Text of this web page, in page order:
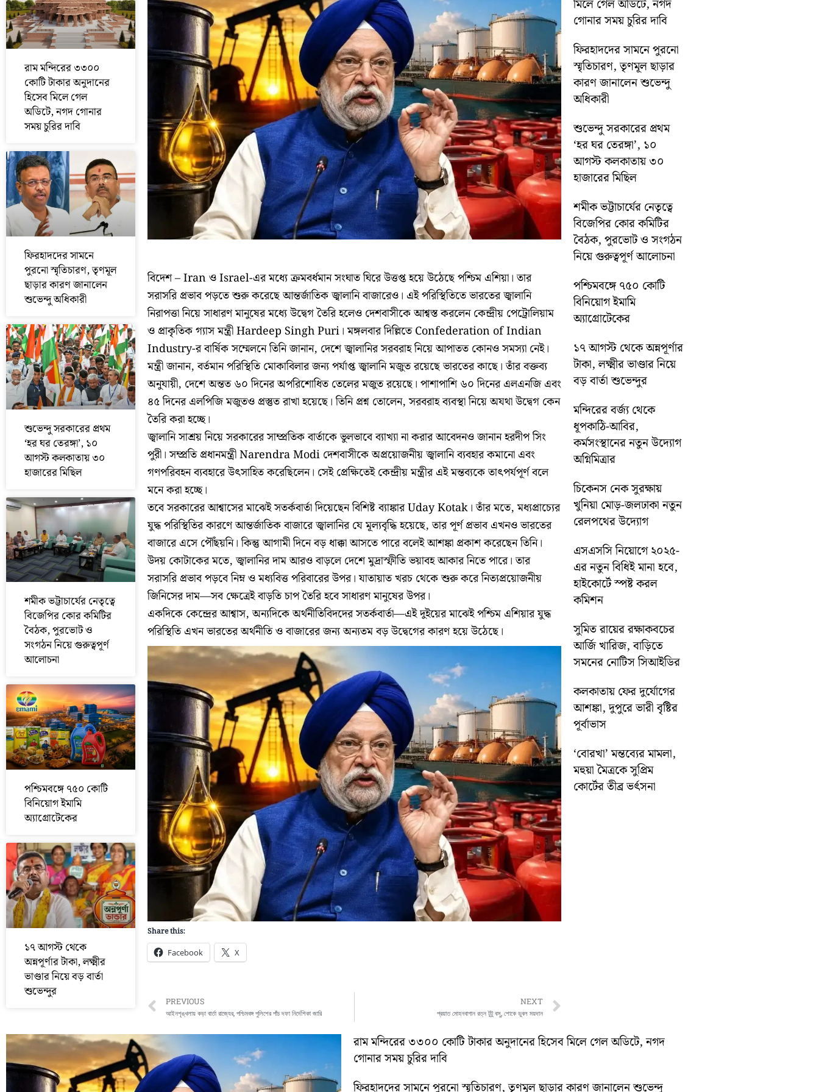
রাম মন্দিরের ৩৩০০
কোটি টাকার অনুদানের
হিসেব মিলে গেল
অডিটে, নগদ গোনার
সময় চুরির দাবি
ফিরহাদদের সামনে
পুরনো স্মৃতিচারণ, তৃণমূল
ছাড়ার কারণ জানালেন
শুভেন্দু অধিকারী
শুভেন্দু সরকারের প্রথম
‘হর ঘর তেরঙ্গা’, ১০
আগস্ট কলকাতায় ৩০
হাজারের মিছিল
শমীক ভট্টাচার্যের নেতৃত্বে
বিজেপির কোর কমিটির
বৈঠক, পুরভোট ও
সংগঠন নিয়ে গুরুত্বপূর্ণ
আলোচনা
পশ্চিমবঙ্গে ৭৫০ কোটি
বিনিয়োগ ইমামি
অ্যাগ্রোটেকের
১৭ আগস্ট থেকে
অন্নপূর্ণার টাকা, লক্ষ্মীর
ভাণ্ডার নিয়ে বড় বার্তা
শুভেন্দুর
বিদেশ – Iran ও Israel-এর মধ্যে ক্রমবর্ধমান সংঘাত ঘিরে উত্তপ্ত হয়ে উঠেছে পশ্চিম এশিয়া। তার
সরাসরি প্রভাব পড়তে শুরু করেছে আন্তর্জাতিক জ্বালানি বাজারেও। এই পরিস্থিতিতে ভারতের জ্বালানি
নিরাপত্তা নিয়ে সাধারণ মানুষের মধ্যে উদ্বেগ তৈরি হলেও দেশবাসীকে আশ্বস্ত করলেন কেন্দ্রীয় পেট্রোলিয়াম
ও প্রাকৃতিক গ্যাস মন্ত্রী Hardeep Singh Puri। মঙ্গলবার দিল্লিতে Confederation of Indian
Industry-র বার্ষিক সম্মেলনে তিনি জানান, দেশে জ্বালানির সরবরাহ নিয়ে আপাতত কোনও সমস্যা নেই।
মন্ত্রী জানান, বর্তমান পরিস্থিতি মোকাবিলার জন্য পর্যাপ্ত জ্বালানি মজুত রয়েছে ভারতের কাছে। তাঁর বক্তব্য
অনুযায়ী, দেশে অন্তত ৬০ দিনের অপরিশোধিত তেলের মজুত রয়েছে। পাশাপাশি ৬০ দিনের এলএনজি এবং
৪৫ দিনের এলপিজি মজুতও প্রস্তুত রাখা হয়েছে। তিনি প্রশ্ন তোলেন, সরবরাহ ব্যবস্থা নিয়ে অযথা উদ্বেগ কেন
তৈরি করা হচ্ছে।
জ্বালানি সাশ্রয় নিয়ে সরকারের সাম্প্রতিক বার্তাকে ভুলভাবে ব্যাখ্যা না করার আবেদনও জানান হরদীপ সিং
পুরী। সম্প্রতি প্রধানমন্ত্রী Narendra Modi দেশবাসীকে অপ্রয়োজনীয় জ্বালানি ব্যবহার কমানো এবং
গণপরিবহন ব্যবহারে উৎসাহিত করেছিলেন। সেই প্রেক্ষিতেই কেন্দ্রীয় মন্ত্রীর এই মন্তব্যকে তাৎপর্যপূর্ণ বলে
মনে করা হচ্ছে।
তবে সরকারের আশ্বাসের মাঝেই সতর্কবার্তা দিয়েছেন বিশিষ্ট ব্যাঙ্কার Uday Kotak। তাঁর মতে, মধ্যপ্রাচ্যের
যুদ্ধ পরিস্থিতির কারণে আন্তর্জাতিক বাজারে জ্বালানির যে মূল্যবৃদ্ধি হয়েছে, তার পূর্ণ প্রভাব এখনও ভারতের
বাজারে এসে পৌঁছয়নি। কিন্তু আগামী দিনে বড় ধাক্কা আসতে পারে বলেই আশঙ্কা প্রকাশ করেছেন তিনি।
উদয় কোটাকের মতে, জ্বালানির দাম আরও বাড়লে দেশে মুদ্রাস্ফীতি ভয়াবহ আকার নিতে পারে। তার
সরাসরি প্রভাব পড়বে নিম্ন ও মধ্যবিত্ত পরিবারের উপর। যাতায়াত খরচ থেকে শুরু করে নিত্যপ্রয়োজনীয়
জিনিসের দাম—সব ক্ষেত্রেই বাড়তি চাপ তৈরি হবে সাধারণ মানুষের উপর।
একদিকে কেন্দ্রের আশ্বাস, অন্যদিকে অর্থনীতিবিদদের সতর্কবার্তা—এই দুইয়ের মাঝেই পশ্চিম এশিয়ার যুদ্ধ
পরিস্থিতি এখন ভারতের অর্থনীতি ও বাজারের জন্য অন্যতম বড় উদ্বেগের কারণ হয়ে উঠেছে।
Share this:
Facebook X
Prev
PREVIOUS
আইনশৃঙ্খলায় কড়া বার্তা রাজ্যের, পশ্চিমবঙ্গ পুলিশের পাঁচ দফা নির্দেশিকা জারি
NEXT
প্রয়াত মোহনবাগান রত্ন টুটু বসু, শোকে ডুবল ময়দান
মিলে গেল অডিটে, নগদ
গোনার সময় চুরির দাবি
ফিরহাদদের সামনে পুরনো
স্মৃতিচারণ, তৃণমূল ছাড়ার
কারণ জানালেন শুভেন্দু
অধিকারী
শুভেন্দু সরকারের প্রথম
‘হর ঘর তেরঙ্গা’, ১০
আগস্ট কলকাতায় ৩০
হাজারের মিছিল
শমীক ভট্টাচার্যের নেতৃত্বে
বিজেপির কোর কমিটির
বৈঠক, পুরভোট ও সংগঠন
নিয়ে গুরুত্বপূর্ণ আলোচনা
পশ্চিমবঙ্গে ৭৫০ কোটি
বিনিয়োগ ইমামি
অ্যাগ্রোটেকের
১৭ আগস্ট থেকে অন্নপূর্ণার
টাকা, লক্ষ্মীর ভাণ্ডার নিয়ে
বড় বার্তা শুভেন্দুর
মন্দিরের বর্জ্য থেকে
ধূপকাঠি-আবির,
কর্মসংস্থানের নতুন উদ্যোগ
অগ্নিমিত্রার
চিকেনস নেক সুরক্ষায়
খুনিয়া মোড়-জলঢাকা নতুন
রেলপথের উদ্যোগ
এসএসসি নিয়োগে ২০২৫-
এর নতুন বিধিই মানা হবে,
হাইকোর্টে স্পষ্ট করল
কমিশন
সুমিত রায়ের রক্ষাকবচের
আর্জি খারিজ, বাড়িতে
সমনের নোটিস সিআইডির
কলকাতায় ফের দুর্যোগের
আশঙ্কা, দুপুরে ভারী বৃষ্টির
পূর্বাভাস
‘বোরখা’ মন্তব্যের মামলা,
মহুয়া মৈত্রকে সুপ্রিম
কোর্টের তীব্র ভর্ৎসনা
রাম মন্দিরের ৩৩০০ কোটি টাকার অনুদানের হিসেব মিলে গেল অডিটে, নগদ
গোনার সময় চুরির দাবি